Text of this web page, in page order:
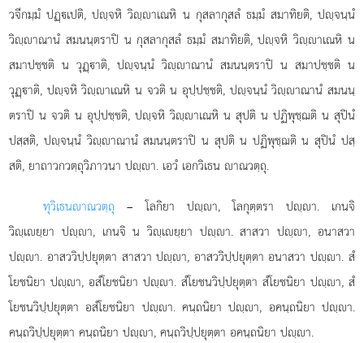
วจีกมฺมํ ปฏฺเปติ, ปฺจหิ วิฺาเณหิ น กุสลากุสลํ ธมฺมํ สมาทิยติ, ปฺจนฺนํ
วิฺาณานํ สมนนฺตราปิ น กุสลากุสลํ ธมฺมํ สมาทิยติ, ปฺจหิ วิฺาเณหิ น
สมาปชฺชติ น วุฏฺาติ, ปฺจนฺนํ วิฺาณานํ สมนนฺตราปิ น สมาปชฺชติ น
วุฏฺาติ, ปฺจหิ วิฺาเณหิ น จวติ น อุปฺปชฺชติ, ปฺจนฺนํ วิฺาณานํ สมนนฺ
ตราปิ น จวติ น อุปฺปชฺชติ, ปฺจหิ วิฺาเณหิ น สุปติ น ปฏิพุชฺฌติ น สุปินํ
ปสฺสติ, ปฺจนฺนํ วิฺาณานํ สมนนฺตราปิ น สุปติ น ปฏิพุชฺฌติ น สุปินํ ปสฺ
สติ, ยาถาวกวตฺถุวิภาวนา ปฺา. เอวํ เอกวิเธน าณวตฺถุ.
ทุวิเธนาณวตฺถุ – โลกิยา ปฺา, โลกุตฺตรา ปฺา. เกนจิ
วิฺเยฺยา ปฺา, เกนจิ น วิฺเยฺยา ปฺา. สาสวา ปฺา, อนาสวา
ปฺา. อาสววิปฺปยุตฺตา สาสวา ปฺา, อาสววิปฺปยุตฺตา อนาสวา ปฺา. สํ
โยชนิยา ปฺา, อสํโยชนิยา ปฺา. สํโยชนวิปฺปยุตฺตา สํโยชนิยา ปฺา, สํ
โยชนวิปฺปยุตฺตา อสํโยชนิยา ปฺา. คนฺถนิยา ปฺา, อคนฺถนิยา ปฺา.
คนฺถวิปฺปยุตฺตา คนฺถนิยา ปฺา, คนฺถวิปฺปยุตฺตา อคนฺถนิยา ปฺา.